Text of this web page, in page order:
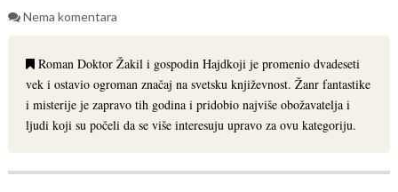
Nema komentara
Roman Doktor Žakil i gospodin Hajdkoji je promenio dvadeseti
vek i ostavio ogroman značaj na svetsku književnost. Žanr fantastike
i misterije je zapravo tih godina i pridobio najviše obožavatelja i
ljudi koji su počeli da se više interesuju upravo za ovu kategoriju.